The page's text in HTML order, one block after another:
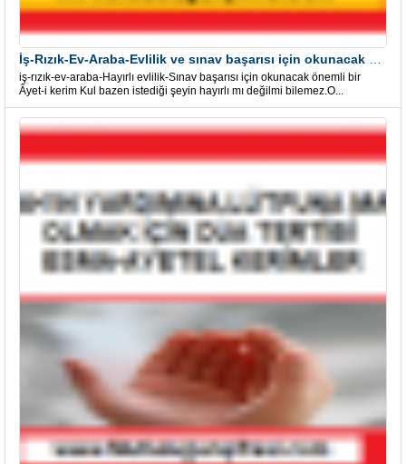
iş-rızık-ev-araba-Hayırlı evlilik-Sınav başarısı için okunacak önemli bir
Âyet-i kerim Kul bazen istediği şeyin hayırlı mı değilmi bilemez.O...